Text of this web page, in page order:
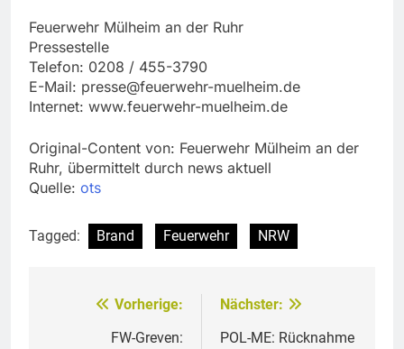
Feuerwehr Mülheim an der Ruhr
Pressestelle
Telefon: 0208 / 455-3790
E-Mail: presse@feuerwehr-muelheim.de
Internet: www.feuerwehr-muelheim.de
Original-Content von: Feuerwehr Mülheim an der
Ruhr, übermittelt durch news aktuell
Quelle: ots
Tagged: Brand Feuerwehr NRW
Beitragsnavigation
Vorherige:
FW-Greven:
Nächster:
POL-ME: Rücknahme